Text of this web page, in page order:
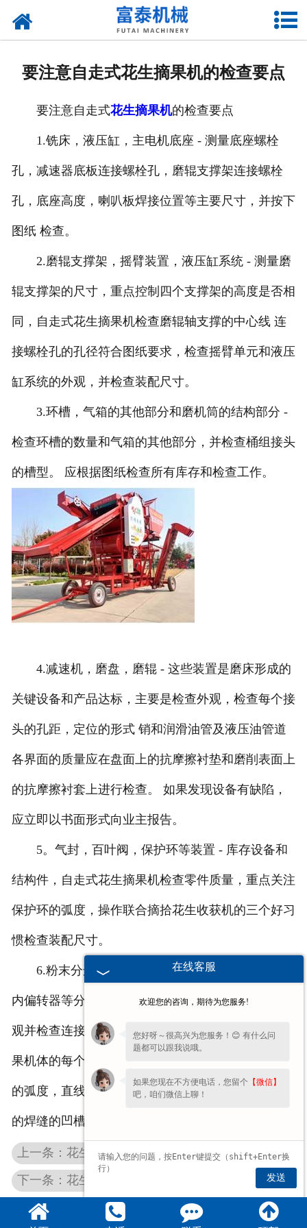
厂房设备
要注意自走式花生摘果机的检查要点
要注意自走式花生摘果机的检查要点
1.铣床，液压缸，主电机底座 - 测量底座螺栓
孔，减速器底板连接螺栓孔，磨辊支撑架连接螺栓
孔，底座高度，喇叭板焊接位置等主要尺寸，并按下
图纸 检查。
2.磨辊支撑架，摇臂装置，液压缸系统 - 测量磨
辊支撑架的尺寸，重点控制四个支撑架的高度是否相
同，自走式花生摘果机检查磨辊轴支撑的中心线 连
接螺栓孔的孔径符合图纸要求，检查摇臂单元和液压
缸系统的外观，并检查装配尺寸。
3.环槽，气箱的其他部分和磨机筒的结构部分 -
检查环槽的数量和气箱的其他部分，并检查桶组接头
的槽型。 应根据图纸检查所有库存和检查工作。
4.减速机，磨盘，磨辊 - 这些装置是磨床形成的
关键设备和产品达标，主要是检查外观，检查每个接
头的孔距，定位的形式 销和润滑油管及液压油管道
各界面的质量应在盘面上的抗摩擦衬垫和磨削表面上
的抗摩擦衬套上进行检查。 如果发现设备有缺陷，
应立即以书面形式向业主报告。
5。气封，百叶阀，保护环等装置 - 库存设备和
结构件，自走式花生摘果机检查零件质量，重点关注
保护环的弧度，操作联合摘拾花生收获机的三个好习
惯检查装配尺寸。
6.粉末分选机 - 检查外壳，立轴，风扇叶片，机
内偏转器等分类器的设备和结构部件的外观，检查外
观并检查连接。 在该位置的孔间距，自走式花生摘
果机体的每个部分的关键尺寸被控制为包括上下凸缘
的弧度，直线度，水平度和垂直度，以及每个界面处
的焊缝的凹槽类型 检查。
上一条：花生摘果机想要降低能耗，富泰机械有妙招！
下一条：花生收获机机械设备维护保养的五要则
在线客服
欢迎您的咨询，期待为您服务!
您好呀～很高兴为您服务！😊 有什么问
题都可以跟我说哦。
如果您现在不方便电话，您留个 【微信】
吧，咱们微信上聊！
发送